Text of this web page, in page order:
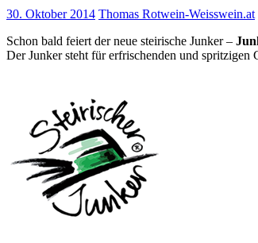
30. Oktober 2014 Thomas Rotwein-Weisswein.at
Schon bald feiert der neue steirische Junker –
Der Junker steht für erfrischenden und